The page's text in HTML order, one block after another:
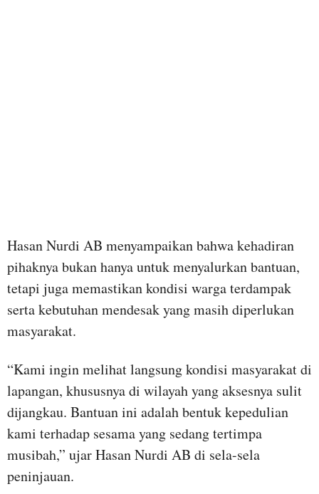
Hasan Nurdi AB menyampaikan bahwa kehadiran
pihaknya bukan hanya untuk menyalurkan bantuan,
tetapi juga memastikan kondisi warga terdampak
serta kebutuhan mendesak yang masih diperlukan
masyarakat.
“Kami ingin melihat langsung kondisi masyarakat di
lapangan, khususnya di wilayah yang aksesnya sulit
dijangkau. Bantuan ini adalah bentuk kepedulian
kami terhadap sesama yang sedang tertimpa
musibah,” ujar Hasan Nurdi AB di sela-sela
peninjauan.